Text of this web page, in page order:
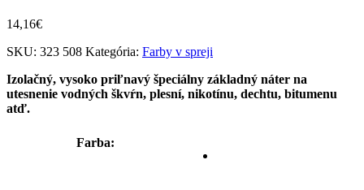
14,16€
SKU: 323 508 Kategória: Farby v spreji
Izolačný, vysoko priľnavý špeciálny základný náter na
utesnenie vodných škvŕn, plesní, nikotínu, dechtu, bitumenu
atď.
Farba: